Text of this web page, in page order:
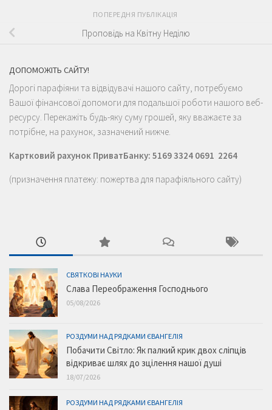
ПОПЕРЕДНЯ ПУБЛІКАЦІЯ
Проповідь на Квітну Неділю
ДОПОМОЖІТЬ САЙТУ!
Дорогі парафіяни та відвідувачі нашого сайту, потребуємо
Вашої фінансової допомоги для подальшої роботи нашого веб-
ресурсу. Перекажіть будь-яку суму грошей, яку вважаєте за
потрібне, на рахунок, зазначений нижче.
Картковий рахунок ПриватБанку: 5169 3324 0691 2264
(призначення платежу: пожертва для парафіяльного сайту)
СВЯТКОВІ НАУКИ
Слава Переображення Господнього
05/08/2026
РОЗДУМИ НАД РЯДКАМИ ЄВАНГЕЛІЯ
Побачити Світло: Як палкий крик двох сліпців
відкриває шлях до зцілення нашої душі
18/07/2026
РОЗДУМИ НАД РЯДКАМИ ЄВАНГЕЛІЯ